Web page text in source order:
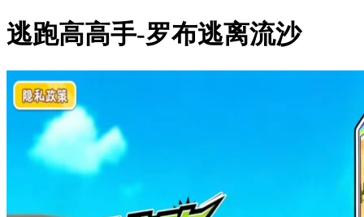
逃跑高高手-罗布逃离流沙